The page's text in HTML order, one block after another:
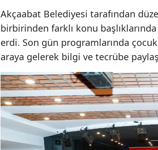
Akçaabat Belediyesi tarafından
birbirinden farklı konu
erdi. Son gün programlarında
araya gelerek bilgi ve tecrübe